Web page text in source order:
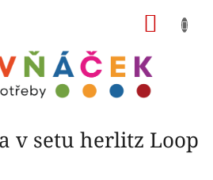
v setu herlitz Loop